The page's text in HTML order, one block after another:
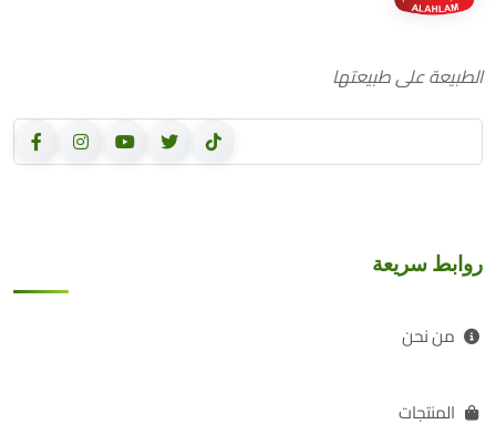
الطبيعة على طبيعتها
روابط سريعة
من نحن
المنتجات